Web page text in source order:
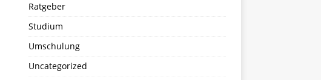
Ratgeber
Studium
Umschulung
Uncategorized